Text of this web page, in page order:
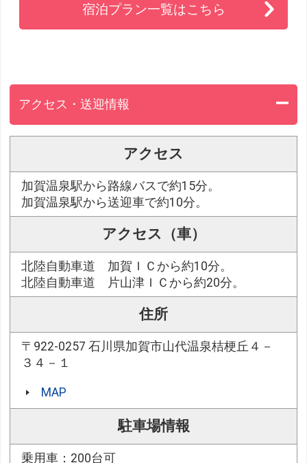
宿泊プラン一覧はこちら
アクセス・送迎情報
アクセス
加賀温泉駅から路線バスで約15分。
加賀温泉駅から送迎車で約10分。
アクセス（車）
北陸自動車道 加賀ＩＣから約10分。
北陸自動車道 片山津ＩＣから約20分。
住所
〒922-0257 石川県加賀市山代温泉桔梗丘４－
３４－１
MAP
駐車場情報
乗用車：200台可